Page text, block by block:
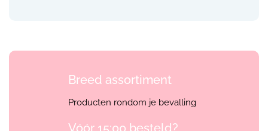
Breed assortiment
Producten rondom je bevalling